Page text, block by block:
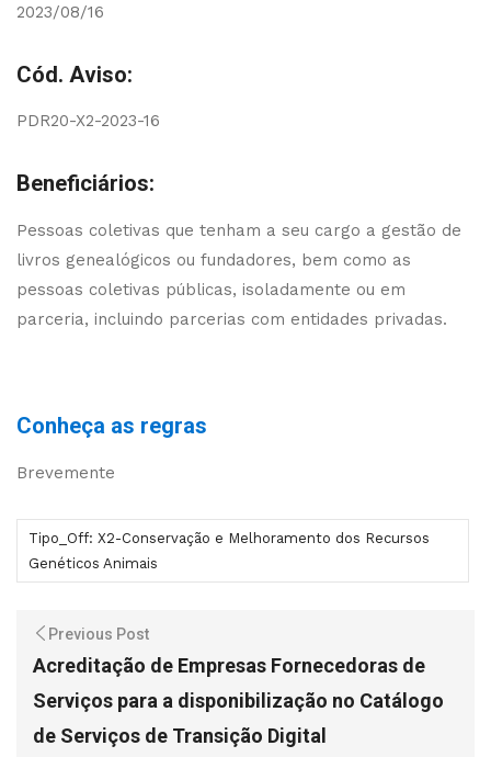
2023/08/16
Cód. Aviso:
PDR20-X2-2023-16
Beneficiários:
Pessoas coletivas que tenham a seu cargo a gestão de
livros genealógicos ou fundadores, bem como as
pessoas coletivas públicas, isoladamente ou em
parceria, incluindo parcerias com entidades privadas.
Conheça as regras
Brevemente
Tipo_Off: X2-Conservação e Melhoramento dos Recursos
Genéticos Animais
Previous Post
Acreditação de Empresas Fornecedoras de
Serviços para a disponibilização no Catálogo
de Serviços de Transição Digital